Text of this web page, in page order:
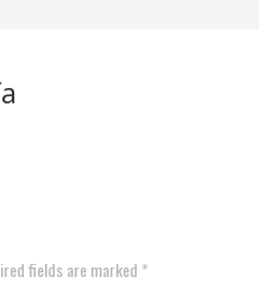
fields are marked *